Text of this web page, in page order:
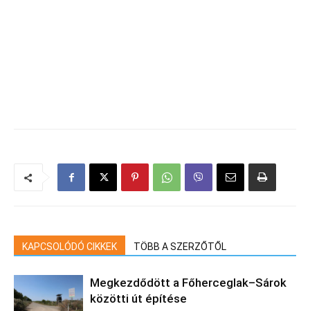
KAPCSOLÓDÓ CIKKEK TÖBB A SZERZŐTŐL
Megkezdődött a Főherceglak–Sárok
közötti út építése